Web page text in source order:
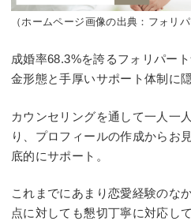
（ホームページ画像の出典：フォリ
成婚率68.3%を誇るフォリパー
金形態と手厚いサポート体制に
カウンセリングを通して一人一
り、プロフィールの作成からお
底的にサポート。
これまでにあまり恋愛経験のな
点に対しても懇切丁寧に対応し